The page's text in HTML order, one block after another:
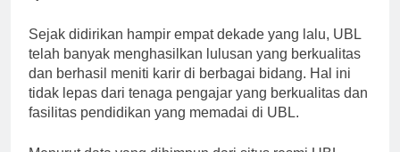
Sejak didirikan hampir empat dekade yang lalu, UBL
telah banyak menghasilkan lulusan yang berkualitas
dan berhasil meniti karir di berbagai bidang. Hal ini
tidak lepas dari tenaga pengajar yang berkualitas dan